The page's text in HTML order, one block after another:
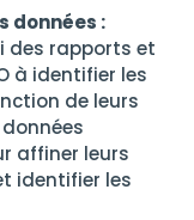
données :
des rapports et
à identifier les
de leurs
affiner leurs
identifier les